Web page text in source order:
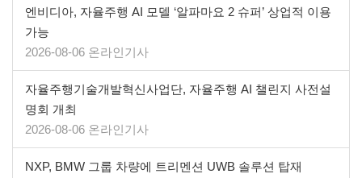
엔비디아, 자율주행 AI 모델 ‘알파마요 2 슈퍼’ 상업적 이용
가능
2026-08-06 온라인기사
자율주행기술개발혁신사업단, 자율주행 AI 챌린지 사전설
명회 개최
2026-08-06 온라인기사
NXP, BMW 그룹 차량에 트리멘션 UWB 솔루션 탑재